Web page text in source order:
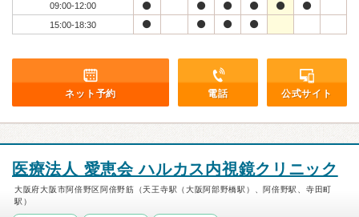
09:00-12:00
15:00-18:30
ネット予約 電話 公式サイト
医療法人 愛恵会 ハルカス内視鏡クリニック
大阪府大阪市阿倍野区阿倍野筋（天王寺駅（大阪阿部野橋駅）、阿倍野駅、寺田町
駅）